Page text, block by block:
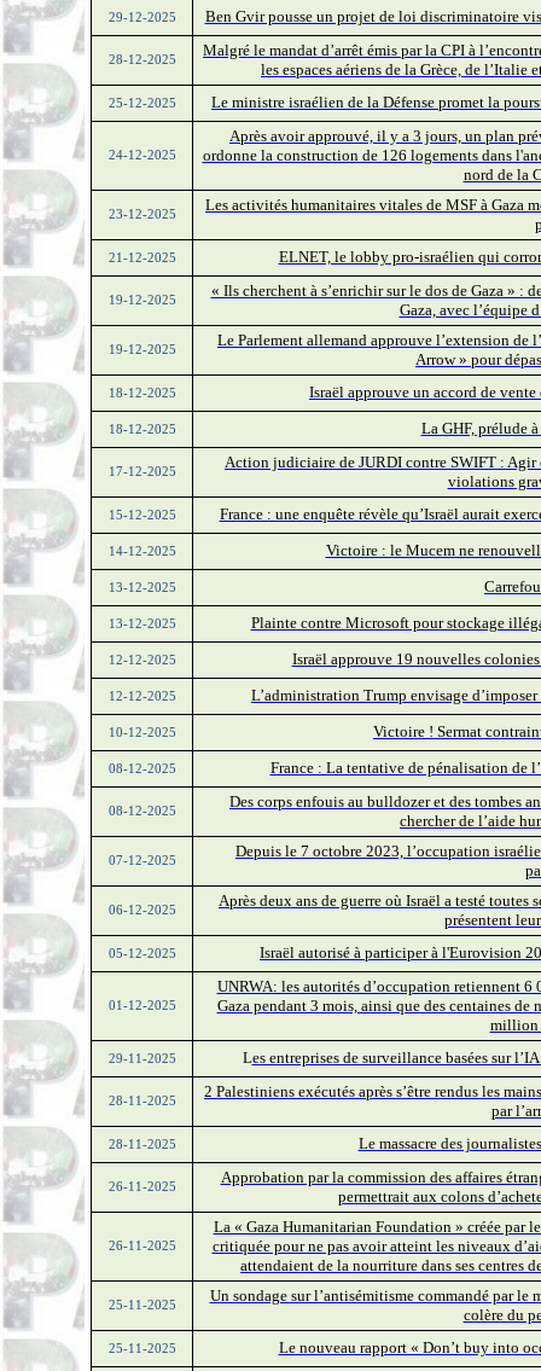
29-12-2025 Ben Gvir pousse un projet de loi discriminatoire
28-12-2025
Malgré le mandat d’arrêt émis par la CPI à
les espaces aériens de la Grèce, de l’Italie
25-12-2025 Le ministre israélien de la Défense promet la
24-12-2025
Après avoir approuvé, il y a 3 jours, un plan
ordonne la construction de 126 logements dans
nord de la
23-12-2025
Les activités humanitaires vitales de MSF à Gaza
21-12-2025 ELNET, le lobby pro-israélien qui
19-12-2025
« Ils cherchent à s’enrichir sur le dos de Gaza » :
Gaza, avec l’équipe
19-12-2025
Le Parlement allemand approuve l’extension de
Arrow » pour
18-12-2025 Israël approuve un accord de
18-12-2025 La GHF, prélude
17-12-2025
Action judiciaire de JURDI contre SWIFT : Agir
violations
15-12-2025 France : une enquête révèle qu’Israël aurait
14-12-2025 Victoire : le Mucem ne
13-12-2025
13-12-2025 Plainte contre Microsoft pour stockage
12-12-2025 Israël approuve 19 nouvelles
12-12-2025 L’administration Trump envisage
10-12-2025 Victoire ! Sermat
08-12-2025 France : La tentative de pénalisation de
08-12-2025
Des corps enfouis au bulldozer et des tombes
chercher de l’aide
07-12-2025
Depuis le 7 octobre 2023, l’occupation
06-12-2025
Après deux ans de guerre où Israël a testé toutes
présentent
05-12-2025 Israël autorisé à participer à l'Eurovision
01-12-2025
UNRWA: les autorités d’occupation retiennent 6
Gaza pendant 3 mois, ainsi que des centaines
million
29-11-2025 Les entreprises de surveillance basées sur
28-11-2025
2 Palestiniens exécutés après s’être rendus les
par
28-11-2025 Le massacre des
26-11-2025
Approbation par la commission des affaires
permettrait aux colons
26-11-2025
La « Gaza Humanitarian Foundation » créée par
critiquée pour ne pas avoir atteint les niveaux
attendaient de la nourriture dans ses centres
25-11-2025
Un sondage sur l’antisémitisme commandé par le
colère du
25-11-2025 Le nouveau rapport « Don’t buy into